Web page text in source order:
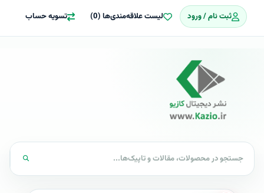
ثبت نام / ورود لیست علاقه‌مندی‌ها (0) تسویه حساب